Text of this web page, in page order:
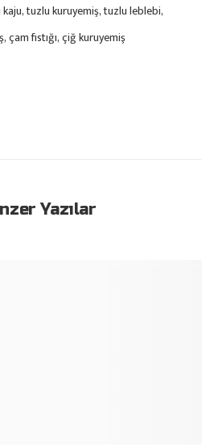
tuzlu kuruyemiş tuzlu leblebi
çam fıstığı çiğ kuruyemiş
Yazılar